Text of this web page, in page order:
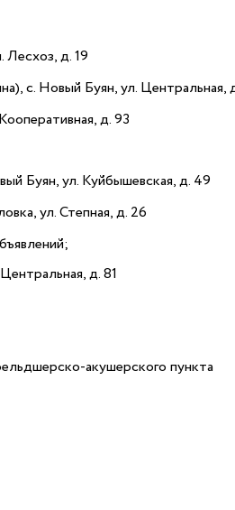
д. 19
с. Новый Буян, ул. Центральная,
д. 93
Буян, ул. Куйбышевская, д. 49
ул. Степная, д. 26
д. 81
акушерского пункта